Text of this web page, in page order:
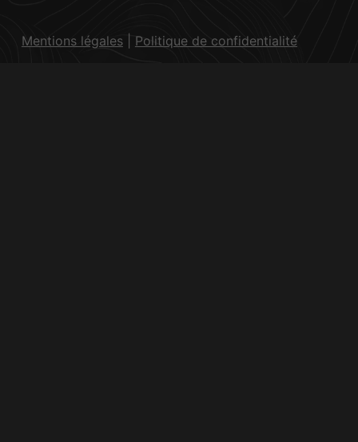
Mentions légales| Politique de confidentialité